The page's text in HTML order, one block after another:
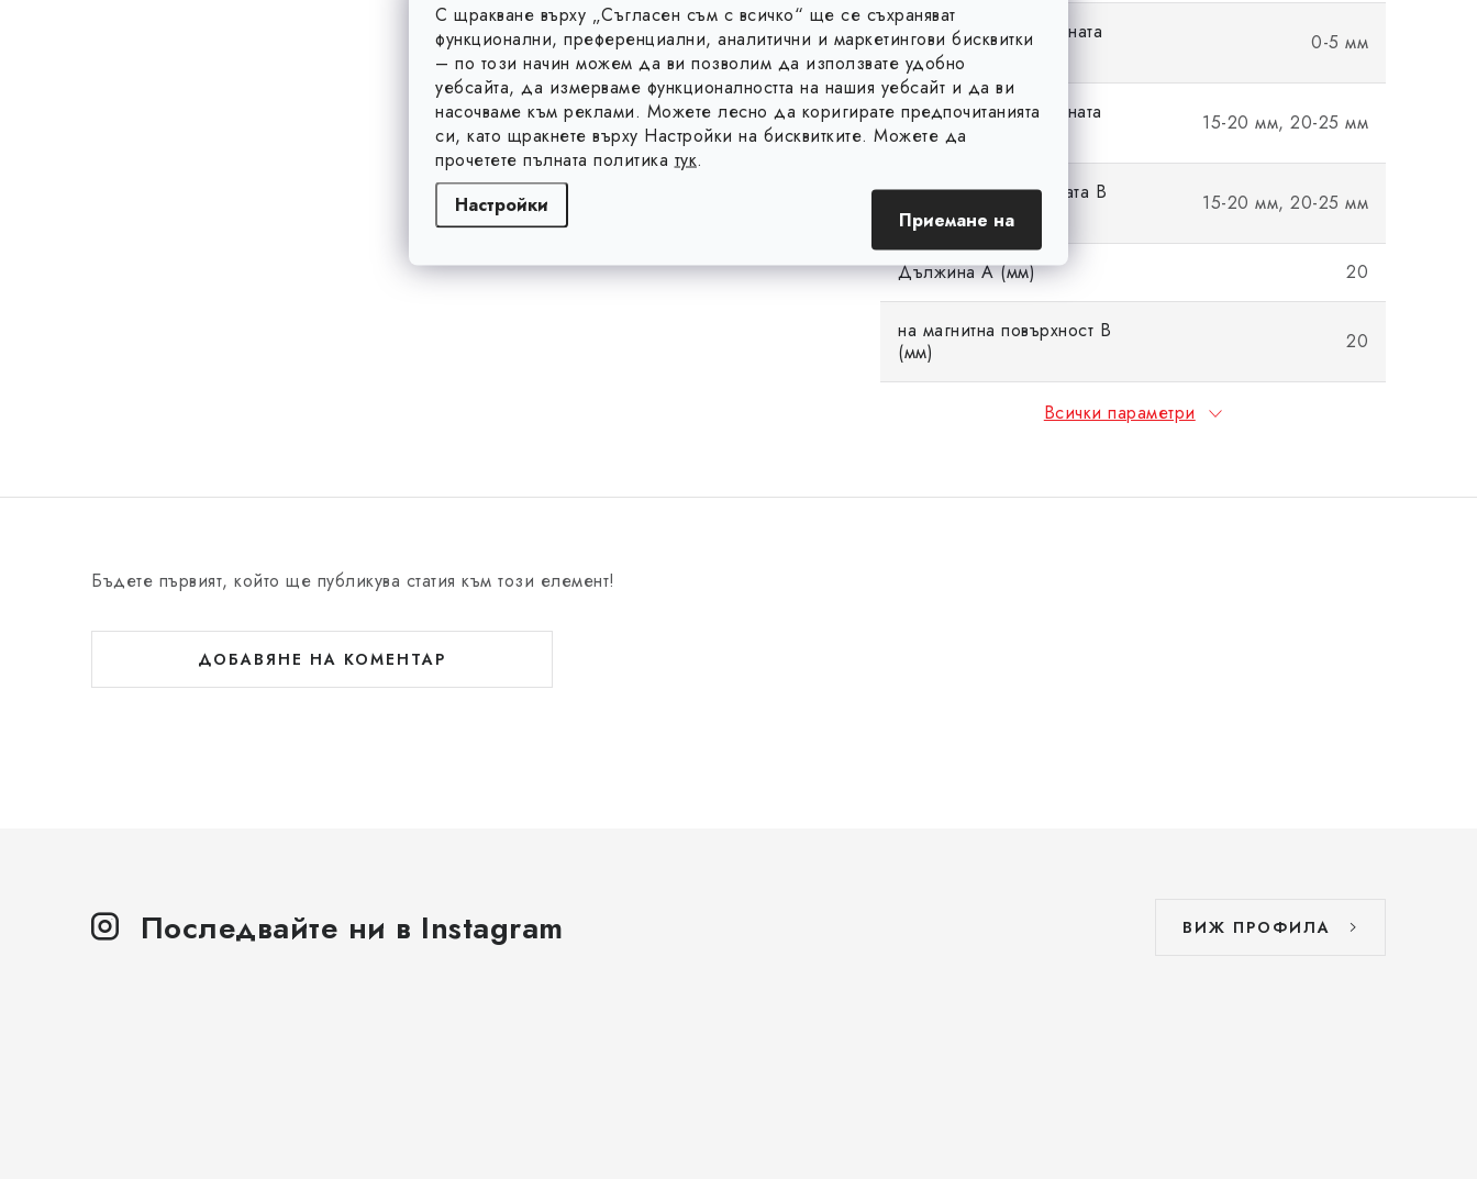
С щракване върху „Съгласен съм с всичко“ ще се съхраняват
функционални, преференциални, аналитични и маркетингови бисквитки
– по този начин можем да ви позволим да използвате удобно
уебсайта, да измерваме функционалността на нашия уебсайт и да ви
насочваме към реклами. Можете лесно да коригирате предпочитанията
си, като щракнете върху Настройки на бисквитките. Можете да
прочетете пълната политика тук.
Настройки
Приемане на
Диапазон на височината
C (мм)
0-5 мм
Диапазон на дължината
A (мм)
15-20 мм, 20-25 мм
Диапазон на ширината B
(мм)
15-20 мм, 20-25 мм
Дължина A (мм) 20
на магнитна повърхност B
(мм)
20
Всички параметри
Бъдете първият, който ще публикува статия към този елемент!
ДОБАВЯНЕ НА КОМЕНТАР
Последвайте ни в Instagram ВИЖ ПРОФИЛА